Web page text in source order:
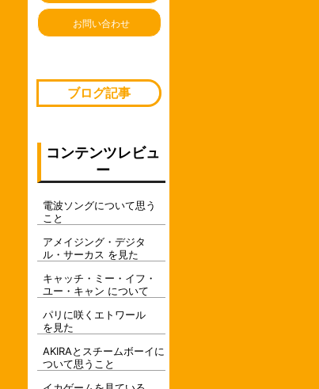
お問い合わせ
ブログ記事
コンテンツレビュ
ー
電波ソングについて思う
こと
アメイジング・デジタ
ル・サーカス を見た
キャッチ・ミー・イフ・
ユー・キャン について
パリに咲くエトワール
を見た
AKIRAとスチームボーイに
ついて思うこと